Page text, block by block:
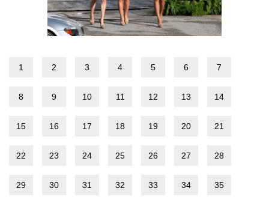
1 2 3 4 5 6 7
8 9 10 11 12 13 14
15 16 17 18 19 20 21
22 23 24 25 26 27 28
29 30 31 32 33 34 35